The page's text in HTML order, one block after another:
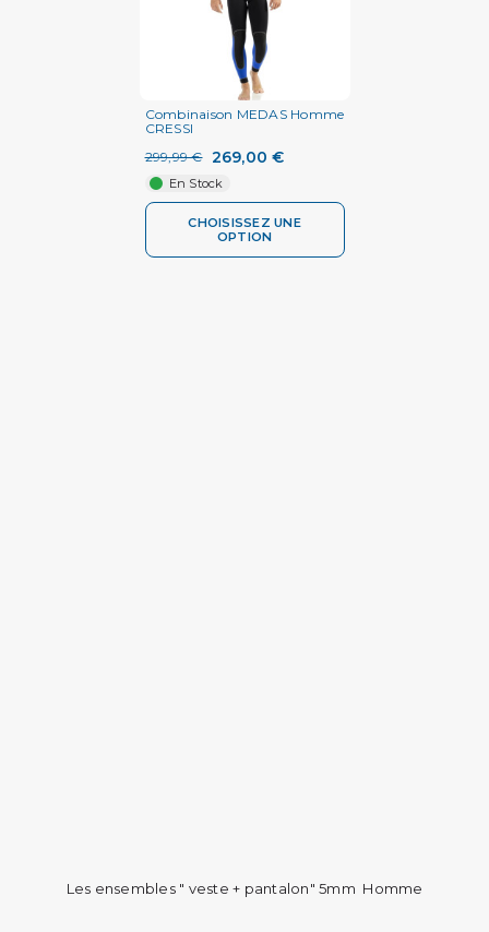
Combinaison MEDAS Homme
CRESSI
299,99 € 269,00 €
En Stock
CHOISISSEZ UNE
OPTION
Les ensembles " veste + pantalon" 5mm Homme